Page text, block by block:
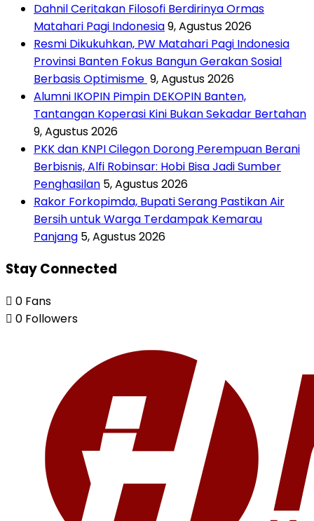
Dahnil Ceritakan Filosofi Berdirinya Ormas
Matahari Pagi Indonesia9, Agustus 2026
Resmi Dikukuhkan, PW Matahari Pagi Indonesia
Provinsi Banten Fokus Bangun Gerakan Sosial
Berbasis Optimisme 9, Agustus 2026
Alumni IKOPIN Pimpin DEKOPIN Banten,
Tantangan Koperasi Kini Bukan Sekadar Bertahan
9, Agustus 2026
PKK dan KNPI Cilegon Dorong Perempuan Berani
Berbisnis, Alfi Robinsar: Hobi Bisa Jadi Sumber
Penghasilan 5, Agustus 2026
Rakor Forkopimda, Bupati Serang Pastikan Air
Bersih untuk Warga Terdampak Kemarau
Panjang 5, Agustus 2026
Stay Connected
0 Fans
0 Followers